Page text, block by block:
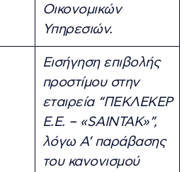
Οικονομικών
Υπηρεσιών.
Εισήγηση επιβολής
προστίμου στην
εταιρεία “ΠΕΚΛΕΚΕΡ
Ε.Ε. – «SAINTAK»”,
λόγω Α’ παράβασης
του κανονισμού